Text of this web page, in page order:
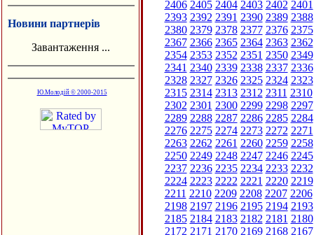
Новини партнерів
Завантаження ...
Ю.Молодій © 2000-2015
2406 2405 2404 2403 2402 2401
2393 2392 2391 2390 2389 2388
2380 2379 2378 2377 2376 2375
2367 2366 2365 2364 2363 2362
2354 2353 2352 2351 2350 2349
2341 2340 2339 2338 2337 2336
2328 2327 2326 2325 2324 2323
2315 2314 2313 2312 2311 2310
2302 2301 2300 2299 2298 2297
2289 2288 2287 2286 2285 2284
2276 2275 2274 2273 2272 2271
2263 2262 2261 2260 2259 2258
2250 2249 2248 2247 2246 2245
2237 2236 2235 2234 2233 2232
2224 2223 2222 2221 2220 2219
2211 2210 2209 2208 2207 2206
2198 2197 2196 2195 2194 2193
2185 2184 2183 2182 2181 2180
2172 2171 2170 2169 2168 2167